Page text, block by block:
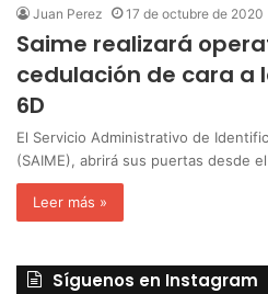
Juan Perez 17 de octubre de 2020
Saime realizará
cedulación de cara a
6D
El Servicio Administrativo de
(SAIME), abrirá sus puertas desde
Leer más »
Síguenos en Instagram